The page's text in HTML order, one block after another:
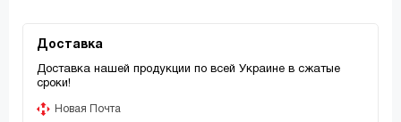
Доставка
Доставка нашей продукции по всей Украине в сжатые
сроки!
Новая Почта